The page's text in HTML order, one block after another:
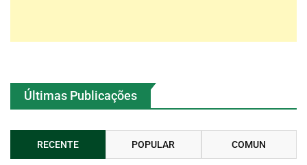
Últimas Publicações
RECENTE POPULAR COMUN